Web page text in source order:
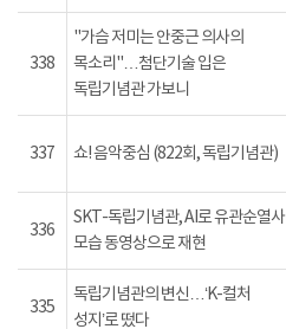
338
"가슴 저미는 안중근 의사의
목소리"…첨단기술 입은
독립기념관 가보니
337 쇼! 음악중심 (822회, 독립기념관)
336
SKT-독립기념관, AI로 유관순열사
모습 동영상으로 재현
335
독립기념관의 변신…‘K-컬처
성지’로 떴다